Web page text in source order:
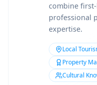
combine
professional
expertise.
Local
Property
Cultural